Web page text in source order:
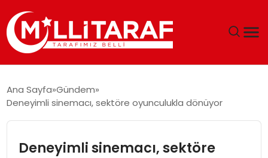
ÖZEL SAYFALAR
TEKNOLOJI
Ana Sayfa Gündem
Deneyimli sinemacı, sektöre oyunculukla dönüyor
Deneyimli sinemacı, sektöre